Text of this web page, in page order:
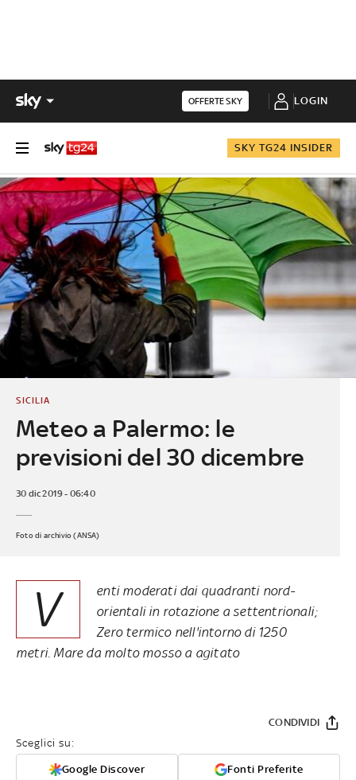
OFFERTE SKY LOGIN
SKY TG24 INSIDER
Meteo a Palermo: le
previsioni del 30 dicembre
SICILIA
30 dic 2019 - 06:40
Foto di archivio (ANSA)
V
enti moderati dai quadranti nord-
orientali in rotazione a settentrionali;
Zero termico nell'intorno di 1250
metri. Mare da molto mosso a agitato
Sceglici su:
Google Discover Fonti Preferite
CONDIVIDI